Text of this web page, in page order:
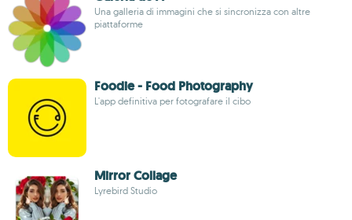
Una galleria di immagini che si sincronizza con altre
piattaforme
Foodie - Food Photography
L'app definitiva per fotografare il cibo
Mirror Collage
Lyrebird Studio